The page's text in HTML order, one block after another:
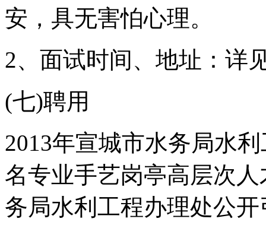
安，具无害怕心理。
2、面试时间、地址：详
(七)聘用
2013年宣城市水务局水
名专业手艺岗亭高层次
务局水利工程办理处公